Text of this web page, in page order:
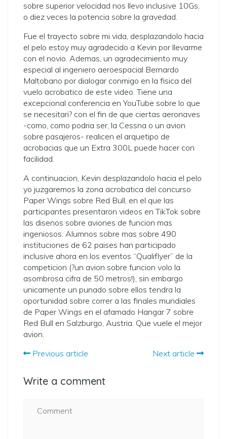
sobre superior velocidad nos llevo inclusive 10Gs,
o diez veces la potencia sobre la gravedad.
Fue el trayecto sobre mi vida, desplazandolo hacia
el pelo estoy muy agradecido a Kevin por llevarme
con el novio. Ademas, un agradecimiento muy
especial al ingeniero aeroespacial Bernardo
Maltobano por dialogar conmigo en la fisica del
vuelo acrobatico de este video. Tiene una
excepcional conferencia en YouTube sobre lo que
se necesitari? con el fin de que ciertas aeronaves
-como, como podri­a ser, la Cessna o un avion
sobre pasajeros- realicen el arquetipo de
acrobacias que un Extra 300L puede hacer con
facilidad.
A continuacion, Kevin desplazandolo hacia el pelo
yo juzgaremos la zona acrobatica del concurso
Paper Wings sobre Red Bull, en el que las
participantes presentaron videos en TikTok sobre
las disenos sobre aviones de funcion mas
ingeniosos. Alumnos sobre mas sobre 490
instituciones de 62 paises han participado
inclusive ahora en los eventos “Qualiflyer” de la
competicion (?un avion sobre funcion volo la
asombrosa cifra de 50 metros!), sin embargo
unicamente un punado sobre ellos tendra la
oportunidad sobre correr a las finales mundiales
de Paper Wings en el afamado Hangar 7 sobre
Red Bull en Salzburgo, Austria. Que vuele el mejor
avion.
Previous article
Next article
Write a comment